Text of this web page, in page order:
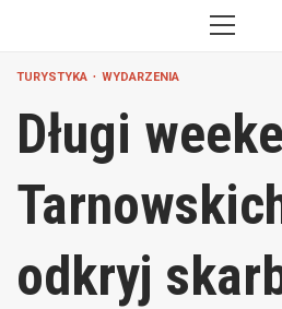
MENU
TURYSTYKA WYDARZENIA
Długi
odkryj